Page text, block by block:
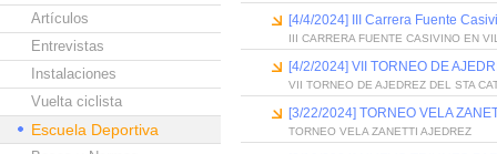
Artículos
Entrevistas
Instalaciones
Vuelta ciclista
Escuela Deportiva
[4/4/2024] III Carrera Fuente
III CARRERA FUENTE CASIVINO EN
[4/2/2024] VII TORNEO DE
VII TORNEO DE AJEDREZ DEL STA
[3/22/2024] TORNEO VELA
TORNEO VELA ZANETTI AJEDREZ